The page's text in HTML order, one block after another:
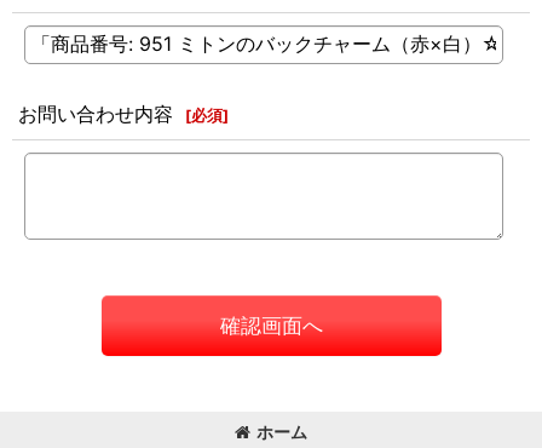
お問い合わせ内容 [必須]
確認画面へ
ホーム